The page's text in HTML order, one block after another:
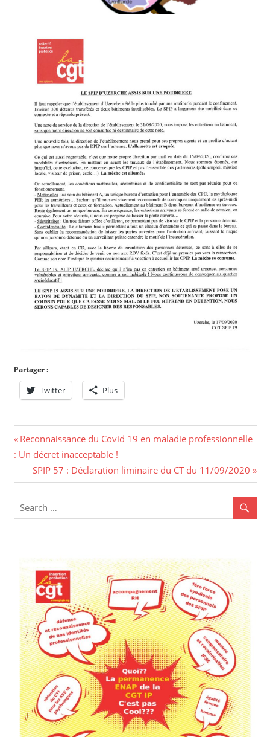
Partager :
Twitter Plus
Reconnaissance du Covid 19 en maladie professionnelle
: Un décret inacceptable !
SPIP 57 : Déclaration liminaire du CT du 11/09/2020